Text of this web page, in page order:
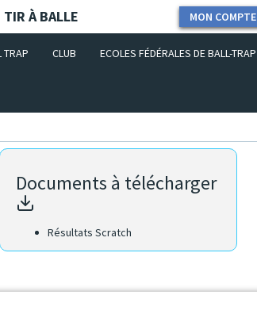
TIR À BALLE MON COMPTE
TRAP CLUB ECOLES FÉDÉRALES DE BALL-TRAP
Documents à télécharger
Résultats Scratch